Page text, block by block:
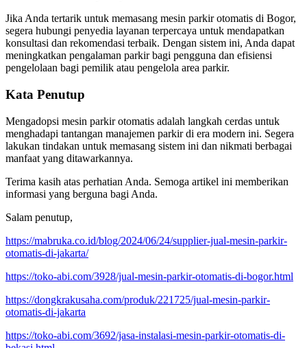
Jika Anda tertarik untuk memasang mesin parkir otomatis di Bogor,
segera hubungi penyedia layanan terpercaya untuk mendapatkan
konsultasi dan rekomendasi terbaik. Dengan sistem ini, Anda dapat
meningkatkan pengalaman parkir bagi pengguna dan efisiensi
pengelolaan bagi pemilik atau pengelola area parkir.
Kata Penutup
Mengadopsi mesin parkir otomatis adalah langkah cerdas untuk
menghadapi tantangan manajemen parkir di era modern ini. Segera
lakukan tindakan untuk memasang sistem ini dan nikmati berbagai
manfaat yang ditawarkannya.
Terima kasih atas perhatian Anda. Semoga artikel ini memberikan
informasi yang berguna bagi Anda.
Salam penutup,
https://mabruka.co.id/blog/2024/06/24/supplier-jual-mesin-parkir-
otomatis-di-jakarta/
https://toko-abi.com/3928/jual-mesin-parkir-otomatis-di-bogor.html
https://dongkrakusaha.com/produk/221725/jual-mesin-parkir-
otomatis-di-jakarta
https://toko-abi.com/3692/jasa-instalasi-mesin-parkir-otomatis-di-